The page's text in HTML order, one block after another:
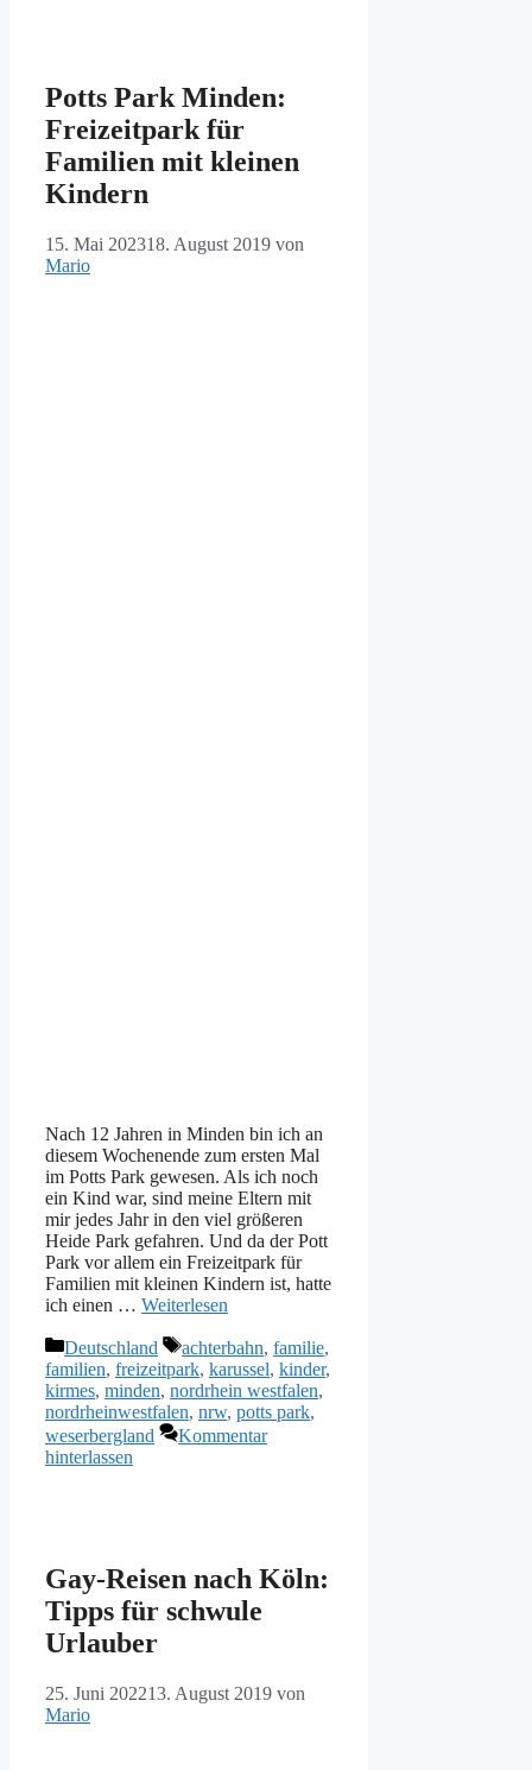
Potts Park Minden:
Freizeitpark für
Familien mit kleinen
Kindern
15. Mai 202318. August 2019 von
Mario
Nach 12 Jahren in Minden bin ich an
diesem Wochenende zum ersten Mal
im Potts Park gewesen. Als ich noch
ein Kind war, sind meine Eltern mit
mir jedes Jahr in den viel größeren
Heide Park gefahren. Und da der Pott
Park vor allem ein Freizeitpark für
Familien mit kleinen Kindern ist, hatte
ich einen … Weiterlesen
Kategorien
Deutschland Schlagwörter
achterbahn, familie,
familien, freizeitpark, karussel, kinder,
kirmes, minden, nordrhein westfalen,
nordrheinwestfalen, nrw, potts park,
weserbergland
Kommentar
hinterlassen
Gay-Reisen nach Köln:
Tipps für schwule
Urlauber
25. Juni 202213. August 2019 von
Mario